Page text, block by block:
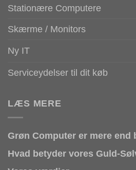
Stationære Computere
Skærme / Monitors
Ny IT
Serviceydelser til dit køb
LÆS MERE
Grøn Computer er mere end
Hvad betyder vores Guld-